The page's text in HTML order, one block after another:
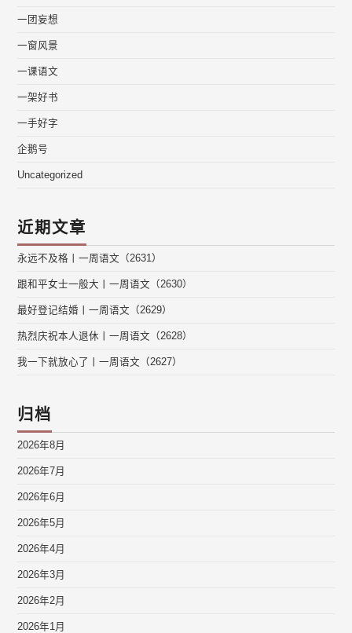
一团妄想
一窗风景
一课语文
一架好书
一手好字
企鹅号
Uncategorized
近期文章
永远不及格丨一周语文（2631）
跟和平女士一般大丨一周语文（2630）
最好登记结婚丨一周语文（2629）
热烈庆祝本人退休丨一周语文（2628）
我一下就放心了丨一周语文（2627）
归档
2026年8月
2026年7月
2026年6月
2026年5月
2026年4月
2026年3月
2026年2月
2026年1月